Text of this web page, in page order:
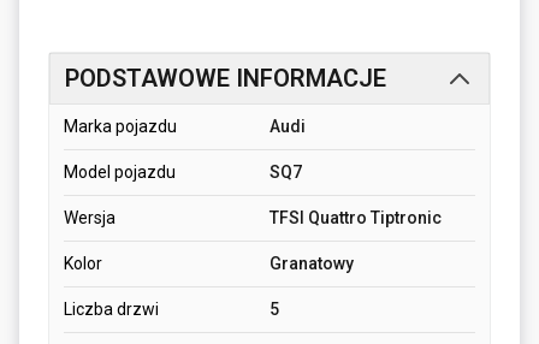
PODSTAWOWE INFORMACJE
Marka pojazdu Audi
Model pojazdu SQ7
Wersja TFSI Quattro Tiptronic
Kolor Granatowy
Liczba drzwi 5